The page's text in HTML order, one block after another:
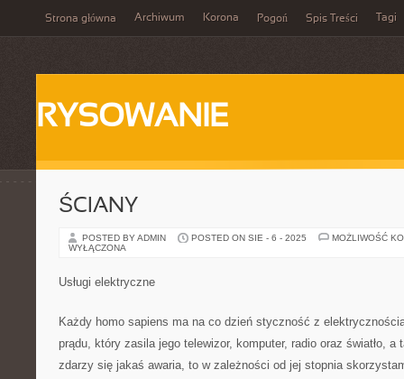
Strona główna Archiwum Korona Pogoń Spis Treści Tagi
RYSOWANIE
ŚCIANY
POSTED BY ADMIN POSTED ON SIE - 6 - 2025
MOŻLIWOŚĆ
WYŁĄCZONA
Usługi elektryczne
Każdy homo sapiens ma na co dzień styczność z
prądu, który zasila jego telewizor, komputer, radio oraz światło, a
zdarzy się jakaś awaria, to w zależności od jej stopnia